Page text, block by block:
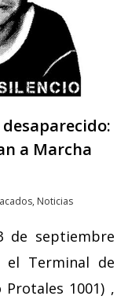
a Marcha
, Noticias
de septiembre
el Terminal de
1001) ,